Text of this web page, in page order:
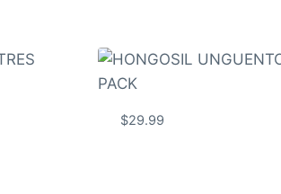
$29.99